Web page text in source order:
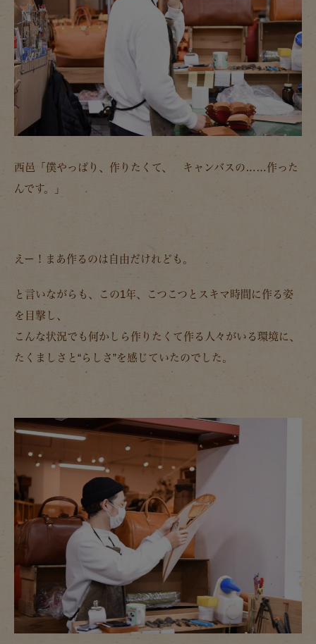
西邑「僕やっぱり、作りたくて、 キャンバスの……作った
んです。」
えー！まあ作るのは自由だけれども。
と言いながらも、この1年、こつこつとスキマ時間に作る姿
を目撃し、
こんな状況でも何かしら作りたくて作る人々がいる環境に、
たくましさと“らしさ”を感じていたのでした。